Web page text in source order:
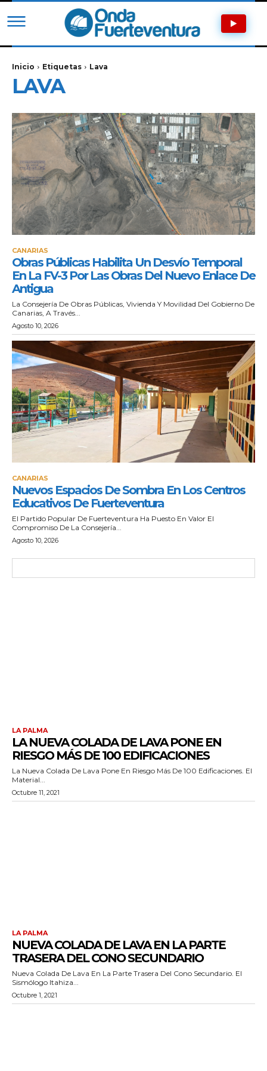
Inicio Etiquetas Lava
LAVA
CANARIAS
Obras Públicas Habilita Un Desvío Temporal
En La FV-3 Por Las Obras Del Nuevo Enlace De
Antigua
La Consejería De Obras Públicas, Vivienda Y Movilidad Del Gobierno De
Canarias, A Través...
Agosto 10, 2026
CANARIAS
Nuevos Espacios De Sombra En Los Centros
Educativos De Fuerteventura
El Partido Popular De Fuerteventura Ha Puesto En Valor El
Compromiso De La Consejería...
Agosto 10, 2026
LA PALMA
LA NUEVA COLADA DE LAVA PONE EN
RIESGO MÁS DE 100 EDIFICACIONES
La Nueva Colada De Lava Pone En Riesgo Más De 100 Edificaciones. El
Material...
Octubre 11, 2021
LA PALMA
NUEVA COLADA DE LAVA EN LA PARTE
TRASERA DEL CONO SECUNDARIO
Nueva Colada De Lava En La Parte Trasera Del Cono Secundario. El
Sismólogo Itahiza...
Octubre 1, 2021